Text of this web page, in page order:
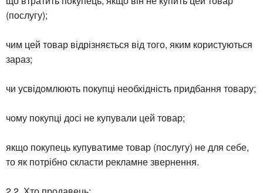
(послугу);
чим цей товар відрізняється від того, яким користуються
зараз;
чи усвідомлюють покупці необхідність придбання товару;
чому покупці досі не купували цей товар;
якщо покупець купуватиме товар (послугу) не для себе,
то як потрібно скласти рекламне звернення.